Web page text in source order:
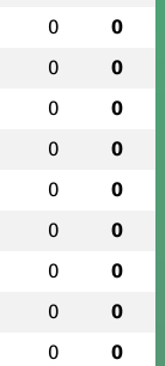
0 0
0 0
0 0
0 0
0 0
0 0
0 0
0 0
0 0